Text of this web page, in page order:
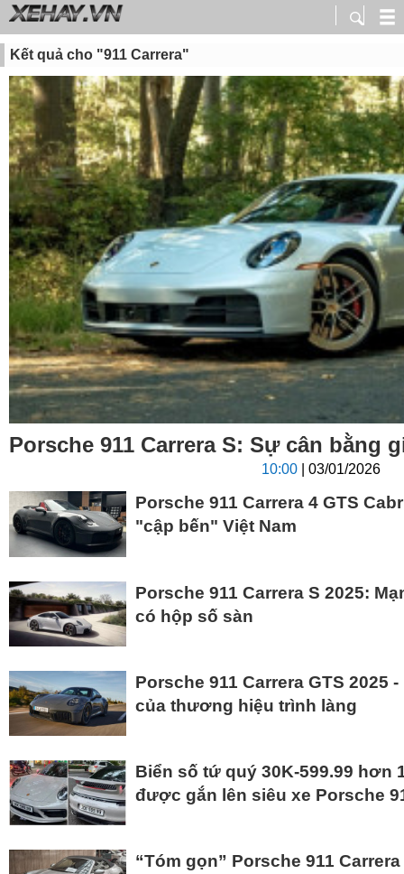
Kết quả cho "911 Carrera"
Porsche 911 Carrera S: Sự cân bằng
10:00 | 03/01/2026
Porsche 911 Carrera 4 GTS
"cập bến" Việt Nam
Porsche 911 Carrera S 2025:
có hộp số sàn
Porsche 911 Carrera GTS 2025
của thương hiệu trình làng
Biển số tứ quý 30K-599.99 hơn
được gắn lên siêu xe Porsche
“Tóm gọn” Porsche 911